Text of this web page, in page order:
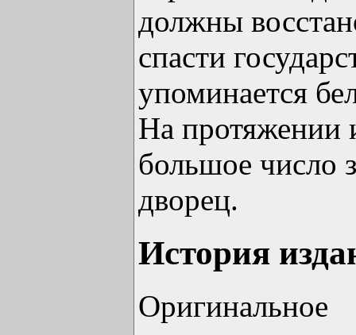
должны
спасти
упоминается
На протяжении
большое число
дворец.
История
Оригинальное